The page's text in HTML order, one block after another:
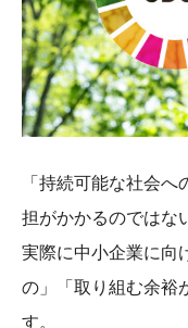
「持続可能な社会
担がかかるのではな
実際に中小企業に向
の」「取り組む余裕
す。